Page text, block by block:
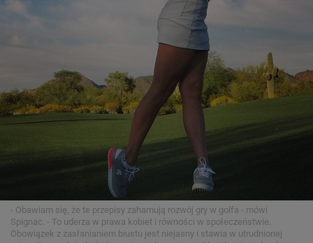
- Obawiam się, że te przepisy zahamują rozwój gry w golfa - mówi
Spignac. - To uderza w prawa kobiet i równości w społeczeństwie.
Obowiązek z zasłanianiem biustu jest niejasny i stawia w utrudnionej